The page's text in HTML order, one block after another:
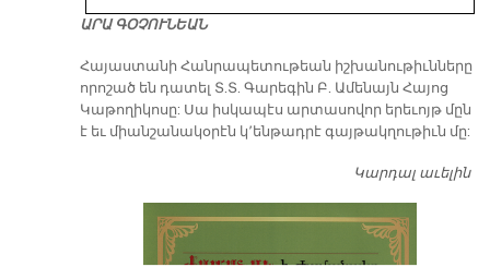
ԱՐԱ ԳՕՉՈՒՆԵԱՆ
​Հայաստանի Հանրապետութեան իշխանութիւնները
որոշած են դատել Տ.Տ. Գարեգին Բ. Ամենայն Հայոց
Կաթողիկոսը: Սա իսկապէս արտասովոր երեւոյթ մըն
է եւ միանշանակօրէն կ՚ենթադրէ գայթակղութիւն մը:
Կարդալ աւելին